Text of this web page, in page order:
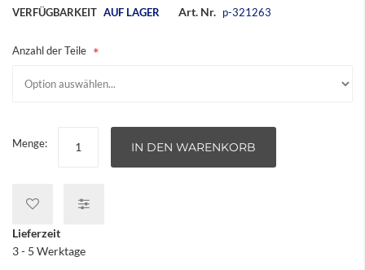
VERFÜGBARKEIT AUF LAGER Art. Nr. p-321263
Anzahl der Teile
Menge: IN DEN WARENKORB
Lieferzeit
3 - 5 Werktage